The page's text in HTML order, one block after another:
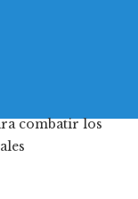
combatir los